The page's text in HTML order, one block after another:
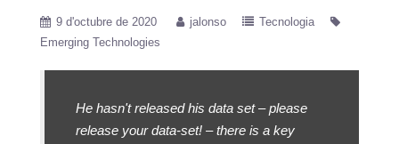
9 d'octubre de 2020 jalonso
Tecnologia
Emerging Technologies
He hasn't released his data set – please
release your data-set! – there is a key